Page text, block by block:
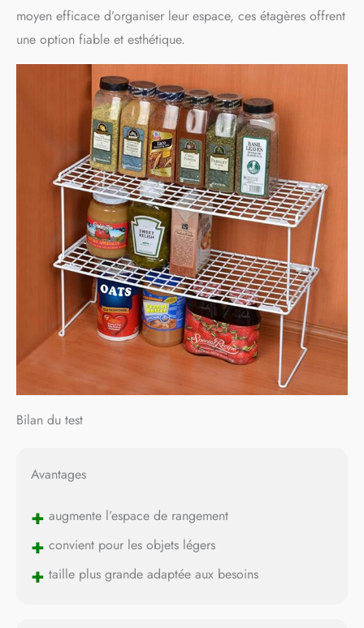
moyen efficace d’organiser leur espace, ces étagères offrent
une option fiable et esthétique.
Bilan du test
Avantages
+ augmente l’espace de rangement
+ convient pour les objets légers
+ taille plus grande adaptée aux besoins